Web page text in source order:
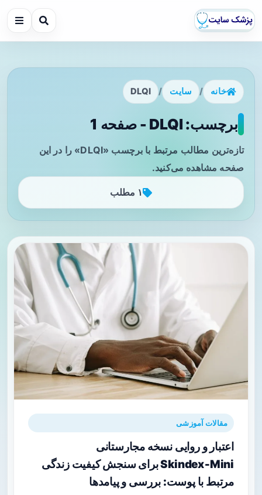
خانه / سایت /
DLQI
برچسب: DLQI - صفحه 1
تازه‌ترین مطالب مرتبط با برچسب «DLQI» را در این
صفحه مشاهده می‌کنید.
۱ مطلب
مقالات آموزشی
اعتبار و روایی نسخه مجارستانی
Skindex‑Mini برای سنجش کیفیت زندگی
مرتبط با پوست: بررسی و پیامدها